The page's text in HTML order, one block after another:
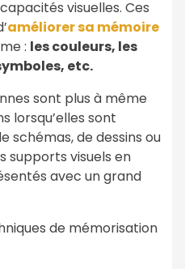
visuelles. Ces
améliorer sa mémoire
: les couleurs, les
etc.
sont plus à même
lorsqu’elles sont
schémas, de dessins ou
supports visuels en
avec un grand
de mémorisation